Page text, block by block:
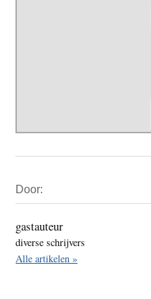
Sidebar
Door:
gastauteur
diverse schrijvers
Alle artikelen »